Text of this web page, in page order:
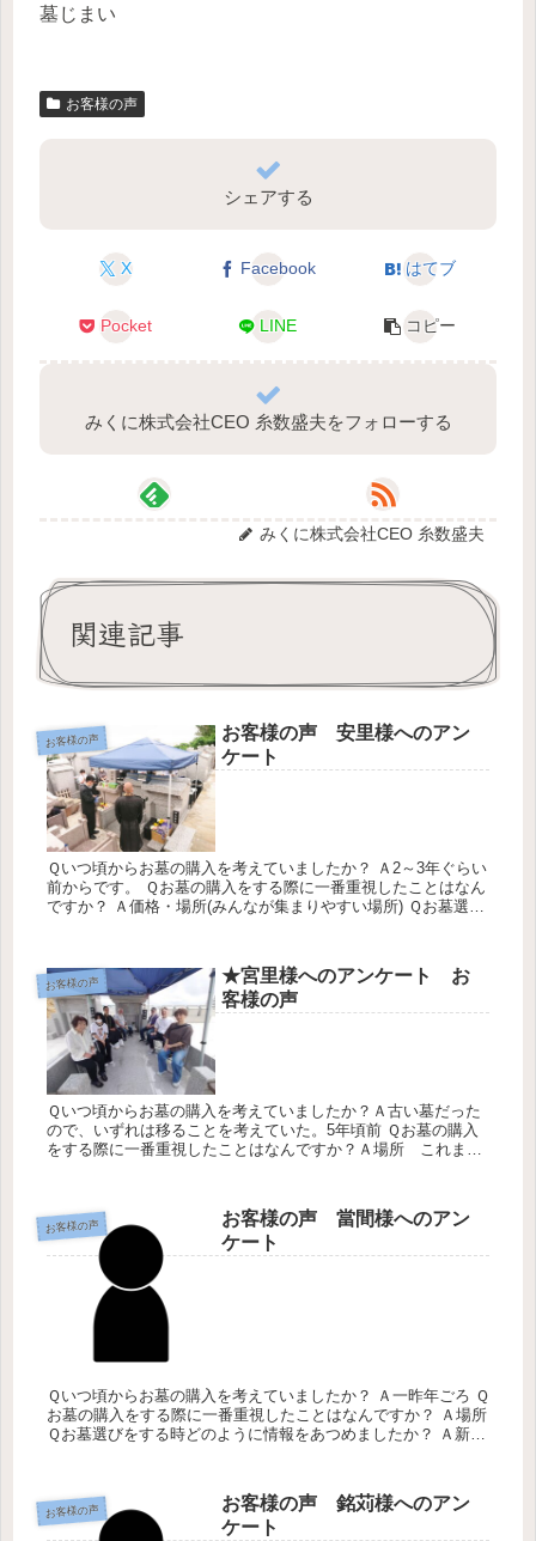
墓じまい
お客様の声
シェアする
X Facebook はてブ
Pocket LINE コピー
みくに株式会社CEO 糸数盛夫をフォローする
みくに株式会社CEO 糸数盛夫
関連記事
お客様の声
お客様の声 安里様へのアン
ケート
Ｑいつ頃からお墓の購入を考えていましたか？ Ａ2～3年ぐらい
前からです。 Ｑお墓の購入をする際に一番重視したことはなん
ですか？ Ａ価格・場所(みんなが集まりやすい場所) Ｑお墓選び
お客様の声
★宮里様へのアンケート お
客様の声
Ｑいつ頃からお墓の購入を考えていましたか？Ａ古い墓だった
ので、いずれは移ることを考えていた。5年頃前 Ｑお墓の購入
をする際に一番重視したことはなんですか？Ａ場所 これまで
お客様の声
お客様の声 當間様へのアン
ケート
Ｑいつ頃からお墓の購入を考えていましたか？ Ａ一昨年ごろ Ｑ
お墓の購入をする際に一番重視したことはなんですか？ Ａ場所
Ｑお墓選びをする時どのように情報をあつめましたか？ Ａ新聞
お客様の声
お客様の声 銘苅様へのアン
ケート